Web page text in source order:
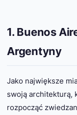
1. Buenos
Argentyny
Jako największe
swoją architekturą,
rozpocząć